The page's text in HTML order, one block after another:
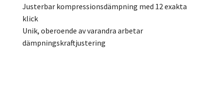
Justerbar kompressionsdämpning med 12 exakta
klick
Unik, oberoende av varandra arbetar
dämpningskraftjustering